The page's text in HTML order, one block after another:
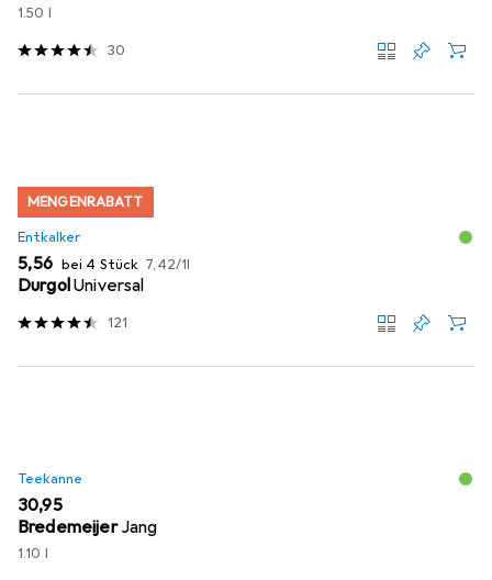
1.50 l
30
MENGENRABATT
Entkalker
EUR
5,56 bei 4 Stück EUR
7,42/1l
DurgolUniversal
121
Teekanne
EUR
30,95
Bredemeijer Jang
1.10 l